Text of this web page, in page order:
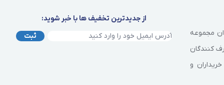
مجموعه
کنندگان
و
از جدیدترین تخفیف ها با خبر شوید:
ثبت